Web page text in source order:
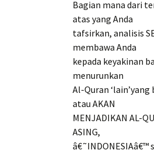
Bagian mana dari
atas yang Anda
tafsirkan, analisis
membawa Anda
kepada keyakinan
menurunkan
Al-Quran
atau AKAN
MENJADIKAN AL-
ASING,
â€˜INDONESIAâ€™